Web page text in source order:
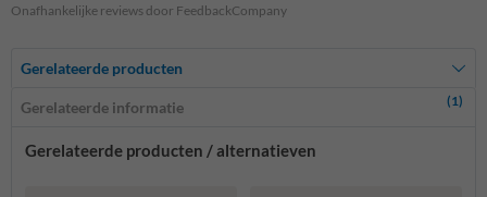
Onafhankelijke reviews door FeedbackCompany
Gerelateerde producten
Gerelateerde informatie (1)
Gerelateerde producten / alternatieven